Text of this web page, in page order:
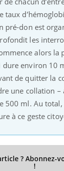
taux
pré-don est
les
alors la
dure environ 10
de quitter la
une collation
500 ml. Au
à ce geste
? Abonnez-
!